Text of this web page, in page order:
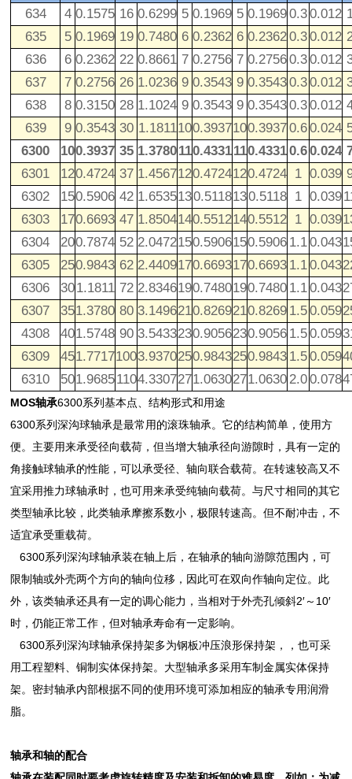
634
4 0.1575 16 0.6299 5 0.1969 5 0.19690.30.012
635
5 0.1969 19 0.7480 6 0.2362 6 0.23620.30.012
636
6 0.2362 22 0.8661 7 0.2756 7 0.27560.30.012
637
7 0.2756 26 1.0236 9 0.3543 9 0.35430.30.012
638
8 0.3150 28 1.1024 9 0.3543 9 0.35430.30.012
639
9 0.3543 30 1.1811100.3937100.39370.60.024
6300
100.3937 35 1.3780110.4331110.43310.60.024
6301
120.4724 37 1.4567120.4724120.4724 1 0.039
6302
150.5906 42 1.6535130.5118130.5118 1 0.039
6303
170.6693 47 1.8504140.5512140.5512 1 0.039
6304
200.7874 52 2.0472150.5906150.5906 1.10.043
6305
250.9843 62 2.4409170.6693170.6693 1.10.043
6306
301.1811 72 2.8346190.7480190.7480 1.10.043
6307
351.3780 80 3.1496210.8269210.8269 1.50.059
4308
401.5748 90 3.5433230.9056230.9056 1.50.059
6309
451.77171003.9370250.9843250.9843 1.50.059
6310
501.96851104.3307271.0630271.0630 2.00.078
MOS轴承6300系列基本点、结构形式和用途
6300系列深沟球轴承是最常用的滚珠轴承。它的结构简单，使用方
便。主要用来承受径向载荷，但当增大轴承径向游隙时，具有一定的
角接触球轴承的性能，可以承受径、轴向联合载荷。在转速较高又不
宜采用推力球轴承时，也可用来承受纯轴向载荷。与尺寸相同的其它
类型轴承比较，此类轴承摩擦系数小，极限转速高。但不耐冲击，不
适宜承受重载荷。
6300系列深沟球轴承装在轴上后，在轴承的轴向游隙范围内，可
限制轴或外壳两个方向的轴向位移，因此可在双向作轴向定位。此
外，该类轴承还具有一定的调心能力，当相对于外壳孔倾斜2′～10′
时，仍能正常工作，但对轴承寿命有一定影响。
6300系列深沟球轴承保持架多为钢板冲压浪形保持架，，也可采
用工程塑料、铜制实体保持架。大型轴承多采用车制金属实体保持
架。密封轴承内部根据不同的使用环境可添加相应的轴承专用润滑
脂。
轴承和轴的配合